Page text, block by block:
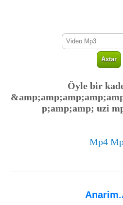
Öyle bir
p;amp;amp; uzi
Mp4